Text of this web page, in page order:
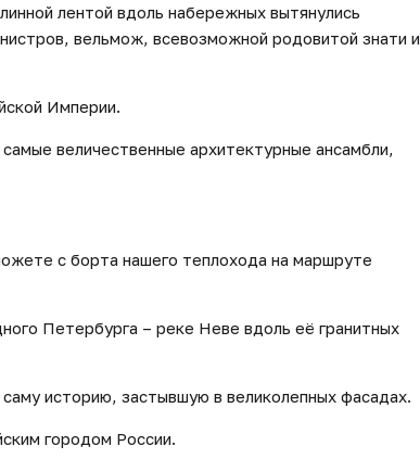
лентой вдоль набережных вытянулись
вельмож, всевозможной родовитой знати и
Империи.
величественные архитектурные ансамбли,
с борта нашего теплохода на маршруте
Петербурга – реке Неве вдоль её гранитных
историю, застывшую в великолепных фасадах.
городом России.